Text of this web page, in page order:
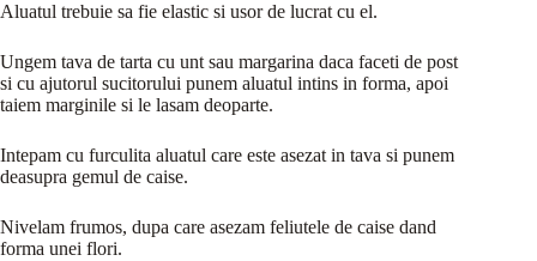
Aluatul trebuie sa fie elastic si usor de lucrat cu el.
Ungem tava de tarta cu unt sau margarina daca faceti de post
si cu ajutorul sucitorului punem aluatul intins in forma, apoi
taiem marginile si le lasam deoparte.
Intepam cu furculita aluatul care este asezat in tava si punem
deasupra gemul de caise.
Nivelam frumos, dupa care asezam feliutele de caise dand
forma unei flori.